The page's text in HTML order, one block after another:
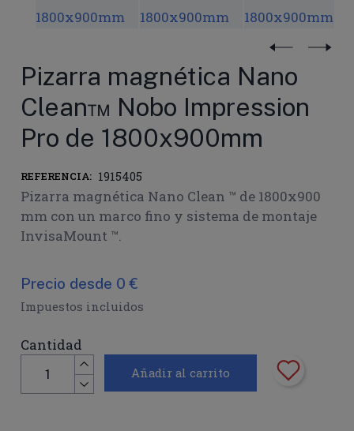
Pizarra magnética Nano
Clean™ Nobo Impression
Pro de 1800x900mm
REFERENCIA: 1915405
Pizarra magnética Nano Clean ™ de 1800x900
mm con un marco fino y sistema de montaje
InvisaMount ™.
Precio desde 0 €
Impuestos incluidos
Cantidad
Añadir al carrito